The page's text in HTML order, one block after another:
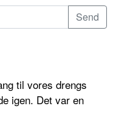
til vores drengs
igen. Det var en